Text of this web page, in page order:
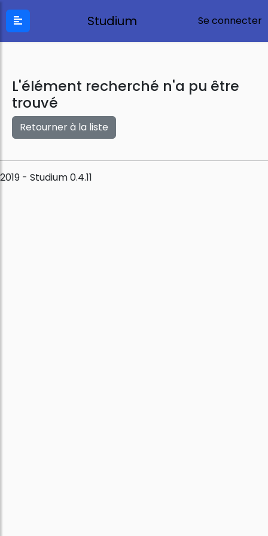
Studium Se connecter
L'élément recherché n'a pu être
trouvé
Retourner à la liste
2019 - Studium 0.4.11